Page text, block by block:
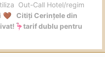
Out-Call Hotel/regim
🤎
Citiți Cerințele din
🦩tarif dublu pentru